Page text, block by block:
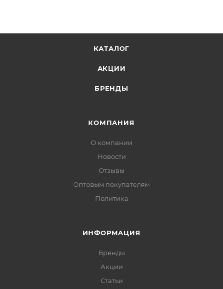
КАТАЛОГ
АКЦИИ
БРЕНДЫ
КОМПАНИЯ
О компании
Новости
Отзывы
Оптовым покупателям
Политика
ИНФОРМАЦИЯ
Бренды
Акции
Статьи